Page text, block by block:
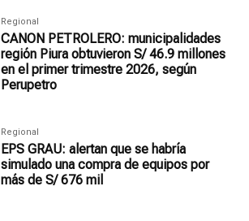
Regional
CANON PETROLERO: municipalidades
región Piura obtuvieron S/ 46.9 millones
en el primer trimestre 2026, según
Perupetro
Regional
EPS GRAU: alertan que se habría
simulado una compra de equipos por
más de S/ 676 mil